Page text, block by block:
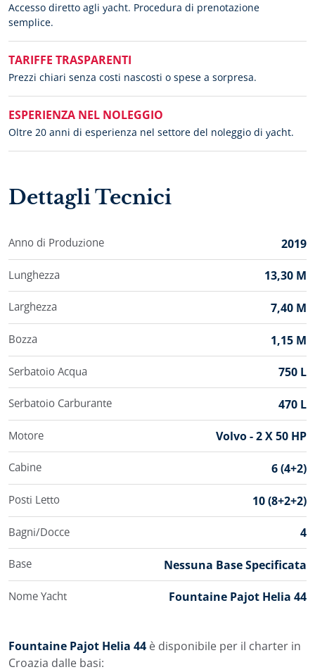
Accesso diretto agli yacht. Procedura di prenotazione
semplice.
TARIFFE TRASPARENTI
Prezzi chiari senza costi nascosti o spese a sorpresa.
ESPERIENZA NEL NOLEGGIO
Oltre 20 anni di esperienza nel settore del noleggio di yacht.
Dettagli Tecnici
Anno di Produzione 2019
Lunghezza 13,30 M
Larghezza 7,40 M
Bozza 1,15 M
Serbatoio Acqua 750 L
Serbatoio Carburante 470 L
Motore Volvo - 2 X 50 HP
Cabine 6 (4+2)
Posti Letto 10 (8+2+2)
Bagni/Docce 4
Base Nessuna Base Specificata
Nome Yacht Fountaine Pajot Helia 44
Fountaine Pajot Helia 44 è disponibile per il charter in
Croazia dalle basi: